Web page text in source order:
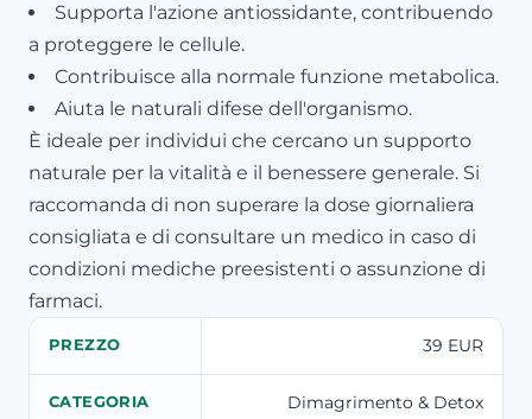
Supporta l'azione antiossidante, contribuendo
a proteggere le cellule.
Contribuisce alla normale funzione metabolica.
Aiuta le naturali difese dell'organismo.
È ideale per individui che cercano un supporto
naturale per la vitalità e il benessere generale. Si
raccomanda di non superare la dose giornaliera
consigliata e di consultare un medico in caso di
condizioni mediche preesistenti o assunzione di
farmaci.
PREZZO 39 EUR
CATEGORIA Dimagrimento & Detox